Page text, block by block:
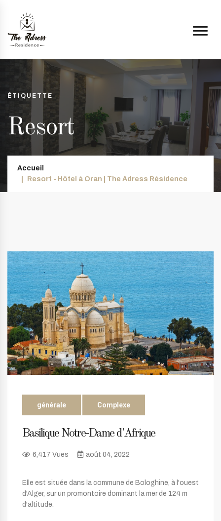
ÉTIQUETTE
Resort
Accueil
Resort - Hôtel à Oran | The Adress Résidence
générale Complexe
Basilique Notre-Dame d'Afrique
6,417 Vues août 04, 2022
Elle est située dans la commune de Bologhine, à l'ouest
d'Alger, sur un promontoire dominant la mer de 124 m
d'altitude.